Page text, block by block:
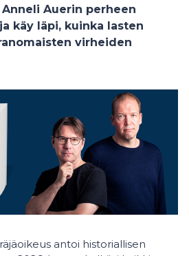
Auerin perheen
käy läpi, kuinka lasten
virheiden
antoi historiallisen